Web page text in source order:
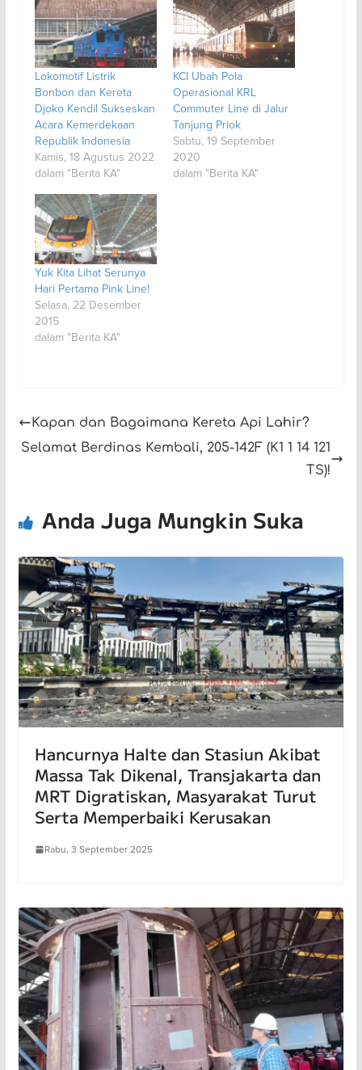
Lokomotif Listrik
Bonbon dan Kereta
Djoko Kendil Sukseskan
Acara Kemerdekaan
Republik Indonesia
Kamis, 18 Agustus 2022
dalam "Berita KA"
KCI Ubah Pola
Operasional KRL
Commuter Line di Jalur
Tanjung Priok
Sabtu, 19 September
2020
dalam "Berita KA"
Yuk Kita Lihat Serunya
Hari Pertama Pink Line!
Selasa, 22 Desember
2015
dalam "Berita KA"
Kapan dan Bagaimana Kereta Api Lahir?
Selamat Berdinas Kembali, 205-142F (K1 1 14 121
TS)!
Anda Juga Mungkin Suka
Hancurnya Halte dan Stasiun Akibat
Massa Tak Dikenal, Transjakarta dan
MRT Digratiskan, Masyarakat Turut
Serta Memperbaiki Kerusakan
Rabu, 3 September 2025